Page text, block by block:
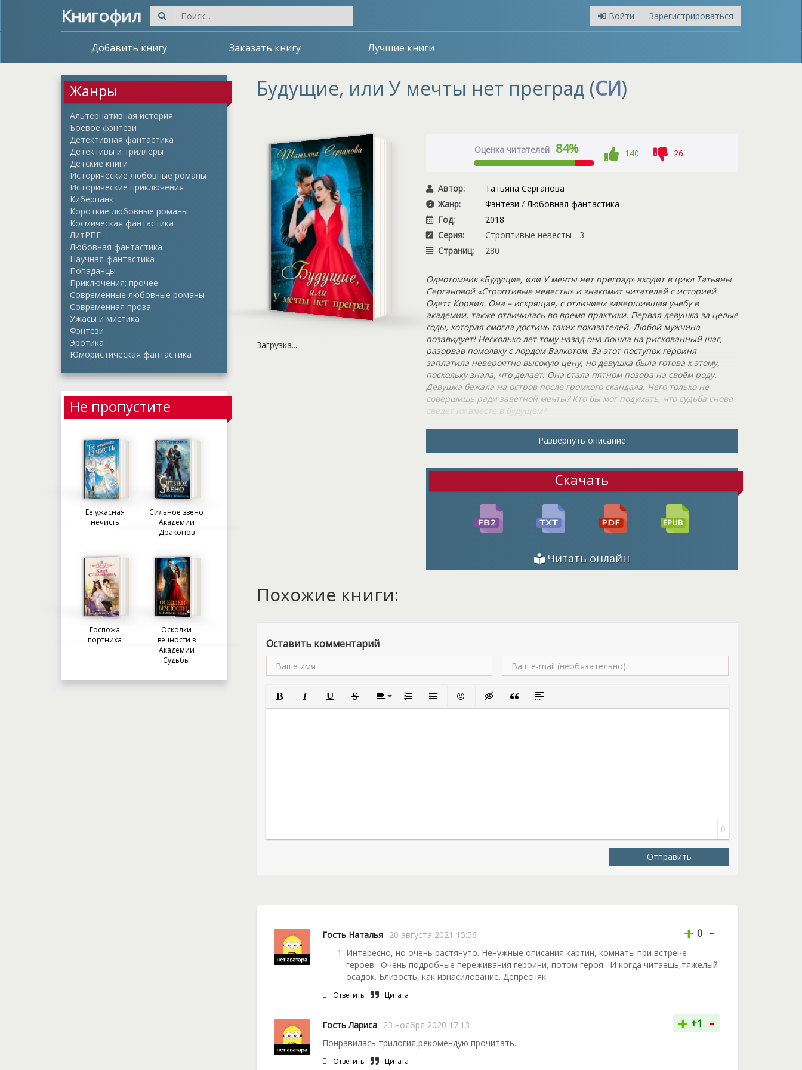
Книгофил Войти Зарегистрироваться
Добавить книгу Заказать книгу Лучшие книги
Жанры
Альтернативная история
Боевое фэнтези
Детективная фантастика
Детективы и триллеры
Детские книги
Исторические любовные романы
Исторические приключения
Киберпанк
Короткие любовные романы
Космическая фантастика
ЛитРПГ
Любовная фантастика
Научная фантастика
Попаданцы
Приключения: прочее
Современные любовные романы
Современная проза
Ужасы и мистика
Фэнтези
Эротика
Юмористическая фантастика
Не пропустите
Ее ужасная
нечисть
Сильное звено
Академии
Драконов
Госпожа
портниха
Осколки
вечности в
Академии
Судьбы
Будущие, или У мечты нет преград (СИ)
Загрузка...
Оценка читателей 84% 140 26
Автор:
Татьяна Серганова
Жанр:
Фэнтези /Любовная фантастика
Год:
2018
Серия:
Строптивые невесты - 3
Страниц:
280
Однотомник «Будущие, или У мечты нет преград» входит в цикл Татьяны
Сергановой «Строптивые невесты» и знакомит читателей с историей
Одетт Корвил. Она – искрящая, с отличием завершившая учебу в
академии, также отличилась во время практики. Первая девушка за целые
годы, которая смогла достичь таких показателей. Любой мужчина
позавидует! Несколько лет тому назад она пошла на рискованный шаг,
разорвав помолвку с лордом Валкотом. За этот поступок героиня
заплатила невероятно высокую цену, но девушка была готова к этому,
поскольку знала, что делает. Она стала пятном позора на своём роду.
Девушка бежала на остров после громкого скандала. Чего только не
совершишь ради заветной мечты? Кто бы мог подумать, что судьба снова
сведет их вместе в будущем?
распорядилась, чтобы именно Одетт сопроводила принцессу Петрею в
порадовало героиню, поскольку вместе с невестой для наследника ей
придется снова отправиться на материк…тот самый, откуда она бежала.
Но отказ не принимался, царицу Адонию не волновали натянутые
отношения героини с её родственниками, Одетт по-прежнему оставалась
младшей сестрой герцога Архольда и подданной Сангориа. Именно
поэтому выбор пал на неё, тем более, принцессе нужна сильная рука,
Одетт было сродни самоубийству, хоть и не наследной, но всё же… Петрея
отправляется на материк, где станет супругой наследника иного
Одетт за эти годы? Смогут ли герои пойти друг другу на уступки? Узнайте,
какая судьба ждет помощницу принцессы по прибытию на материк из
Развернуть описание
Скачать
Читать онлайн
Похожие книги:
Оставить комментарий
Полужирный
КурсивПодчеркнутый
ЗачеркнутыйВыравнивание
Нумерованный список
Маркированный список
Вставить смайлик
Вставка скрытого текста
Вставка цитаты
Вставка спойлера
0
Отправить
Гость Наталья 20 августа 2021 15:56 + 0 -
Интересно, но очень растянуто. Ненужные описания картин, комнаты при встрече
героев. Очень подробные переживания героини, потом героя. И когда читаешь,тяжелый
осадок. Близость, как изнасилование. Депресняк
Ответить Цитата
Гость Лариса 23 ноября 2020 17:13 + +1 -
Понравилась трилогия,рекомендую прочитать.
Ответить Цитата